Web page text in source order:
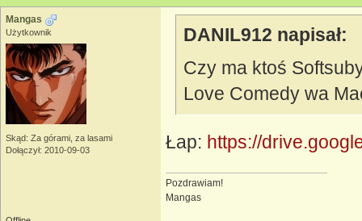
Mangas
Użytkownik
Skąd: Za górami, za lasami
Dołączył: 2010-09-03
DANIL912 napisał:
Czy ma ktoś
Love Comedy wa
Łap: https://
Pozdrawiam!
Mangas